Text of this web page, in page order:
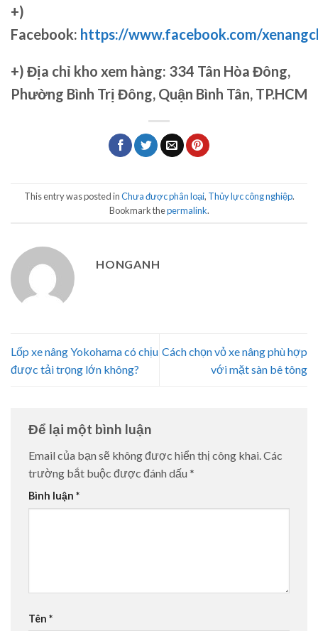
+)
Facebook: https://www.facebook.com/
+) Địa chỉ kho xem hàng: 334 Tân Hòa Đông,
Phường Bình Trị Đông, Quận Bình Tân, TP.HCM
This entry was posted inChưa được phân loại, Thủy lực công nghiệp.
Bookmark thepermalink.
HONGANH
Lốp xe nâng Yokohama có chịu
được tải trọng lớn không?
Cách chọn vỏ xe nâng phù hợp
với mặt sàn bê tông
Để lại một bình luận
Email của bạn sẽ không được hiển thị công khai.Các
trường bắt buộc được đánh dấu *
Bình luận *
Tên *